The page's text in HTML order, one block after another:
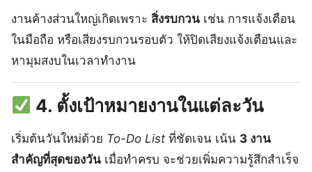
งานค้างส่วนใหญ่เกิดเพราะ สิ่งรบกวน เช่น การแจ้งเตือน
ในมือถือ หรือเสียงรบกวนรอบตัว ให้ปิดเสียงแจ้งเตือนและ
หามุมสงบในเวลาทำงาน
4. ตั้งเป้าหมายงานในแต่ละวัน
เริ่มต้นวันใหม่ด้วย To-Do List ที่ชัดเจน เน้น 3 งาน
สำคัญที่สุดของวัน เมื่อทำครบ จะช่วยเพิ่มความรู้สึกสำเร็จ